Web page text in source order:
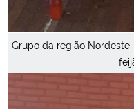
Grupo da região